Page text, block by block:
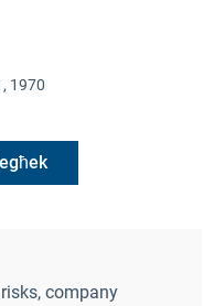
1970
company